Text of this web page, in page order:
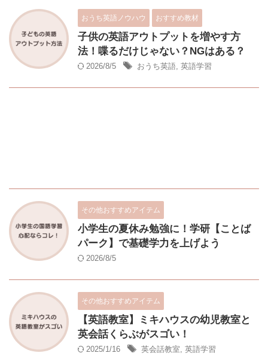
おうち英語ノウハウ おすすめ教材
子供の英語アウトプットを増やす方
法！喋るだけじゃない？NGはある？
2026/8/5 おうち英語, 英語学習
その他おすすめアイテム
小学生の夏休み勉強に！学研【ことば
パーク】で基礎学力を上げよう
2026/8/5
その他おすすめアイテム
【英語教室】ミキハウスの幼児教室と
英会話くらぶがスゴい！
2025/1/16 英会話教室, 英語学習